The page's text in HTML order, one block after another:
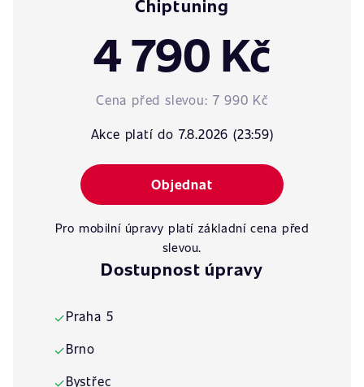
Chiptuning
4 790 Kč
Cena před slevou: 7 990 Kč
Akce platí do 7.8.2026 (23:59)
Objednat
Pro mobilní úpravy platí základní cena před
slevou.
Dostupnost úpravy
✓Praha 5
✓Brno
✓Bystřec